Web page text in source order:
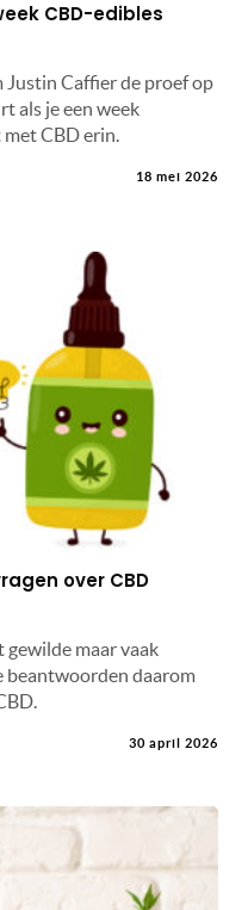
CBD-edibles
Caffier de proef op
als je een week
CBD erin.
18 mei 2026
over CBD
gewilde maar vaak
beantwoorden daarom
30 april 2026